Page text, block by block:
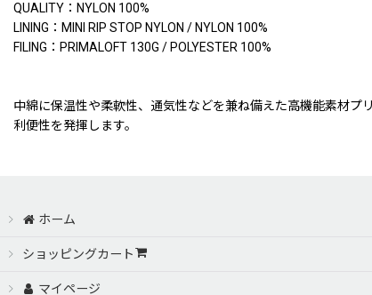
QUALITY：NYLON 100%
LINING：MINI RIP STOP NYLON / NYLON 100%
FILING：PRIMALOFT 130G / POLYESTER 100%
中綿に保温性や柔軟性、通気性などを兼ね備えた高機能素材
利便性を発揮します。
ホーム
ショッピングカート
マイページ